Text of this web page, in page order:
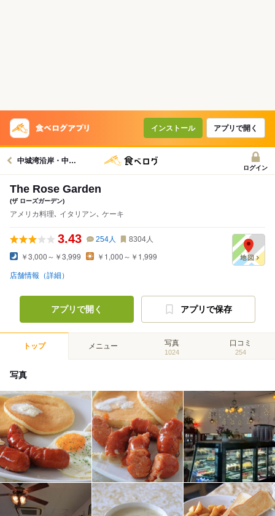
インストール アプリで開く
中城湾沿岸・中城・西原グルメへ
ログイン
The Rose Garden
(ザ ローズガーデン)
アメリカ料理､ イタリアン､ ケーキ
3.43 254人 8304人
￥3,000～￥3,999 ￥1,000～￥1,999
店舗情報（詳細）
アプリで開く アプリで保存
トップ メニュー 写真
1024
口コミ
254
写真